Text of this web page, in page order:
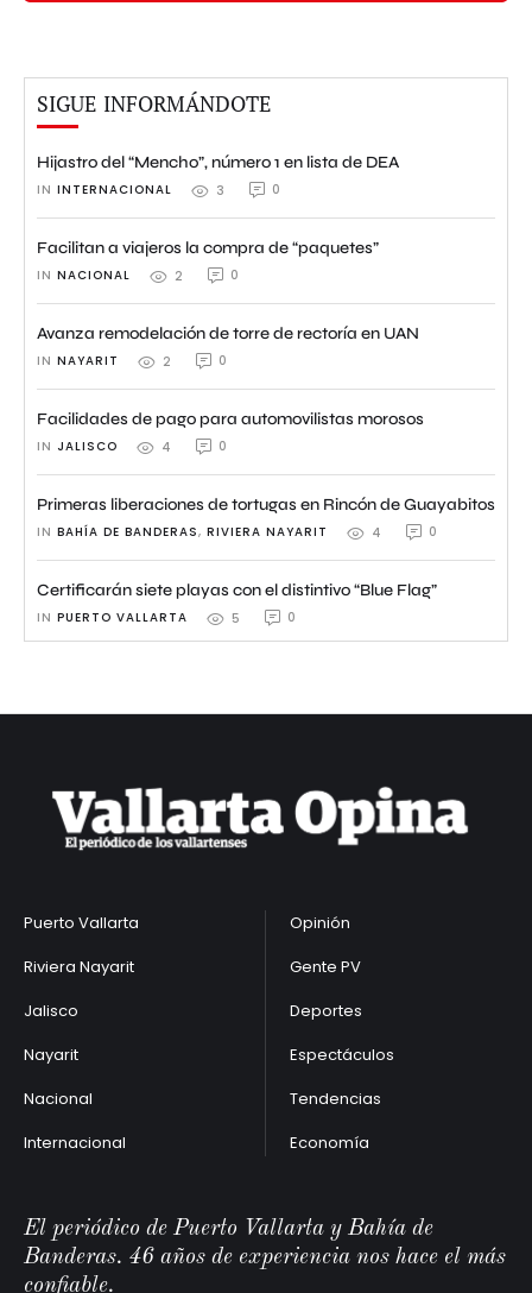
SIGUE INFORMÁNDOTE
Hijastro del “Mencho”, número 1 en lista de DEA
IN INTERNACIONAL 3 0
Facilitan a viajeros la compra de “paquetes”
IN NACIONAL 2 0
Avanza remodelación de torre de rectoría en UAN
IN NAYARIT 2 0
Facilidades de pago para automovilistas morosos
IN JALISCO 4 0
Primeras liberaciones de tortugas en Rincón de Guayabitos
IN BAHÍA DE BANDERAS, RIVIERA NAYARIT 4 0
Certificarán siete playas con el distintivo “Blue Flag”
IN PUERTO VALLARTA 5 0
Puerto Vallarta
Riviera Nayarit
Jalisco
Nayarit
Nacional
Internacional
Opinión
Gente PV
Deportes
Espectáculos
Tendencias
Economía
El periódico de Puerto Vallarta y Bahía de
Banderas. 46 años de experiencia nos hace el más
confiable.